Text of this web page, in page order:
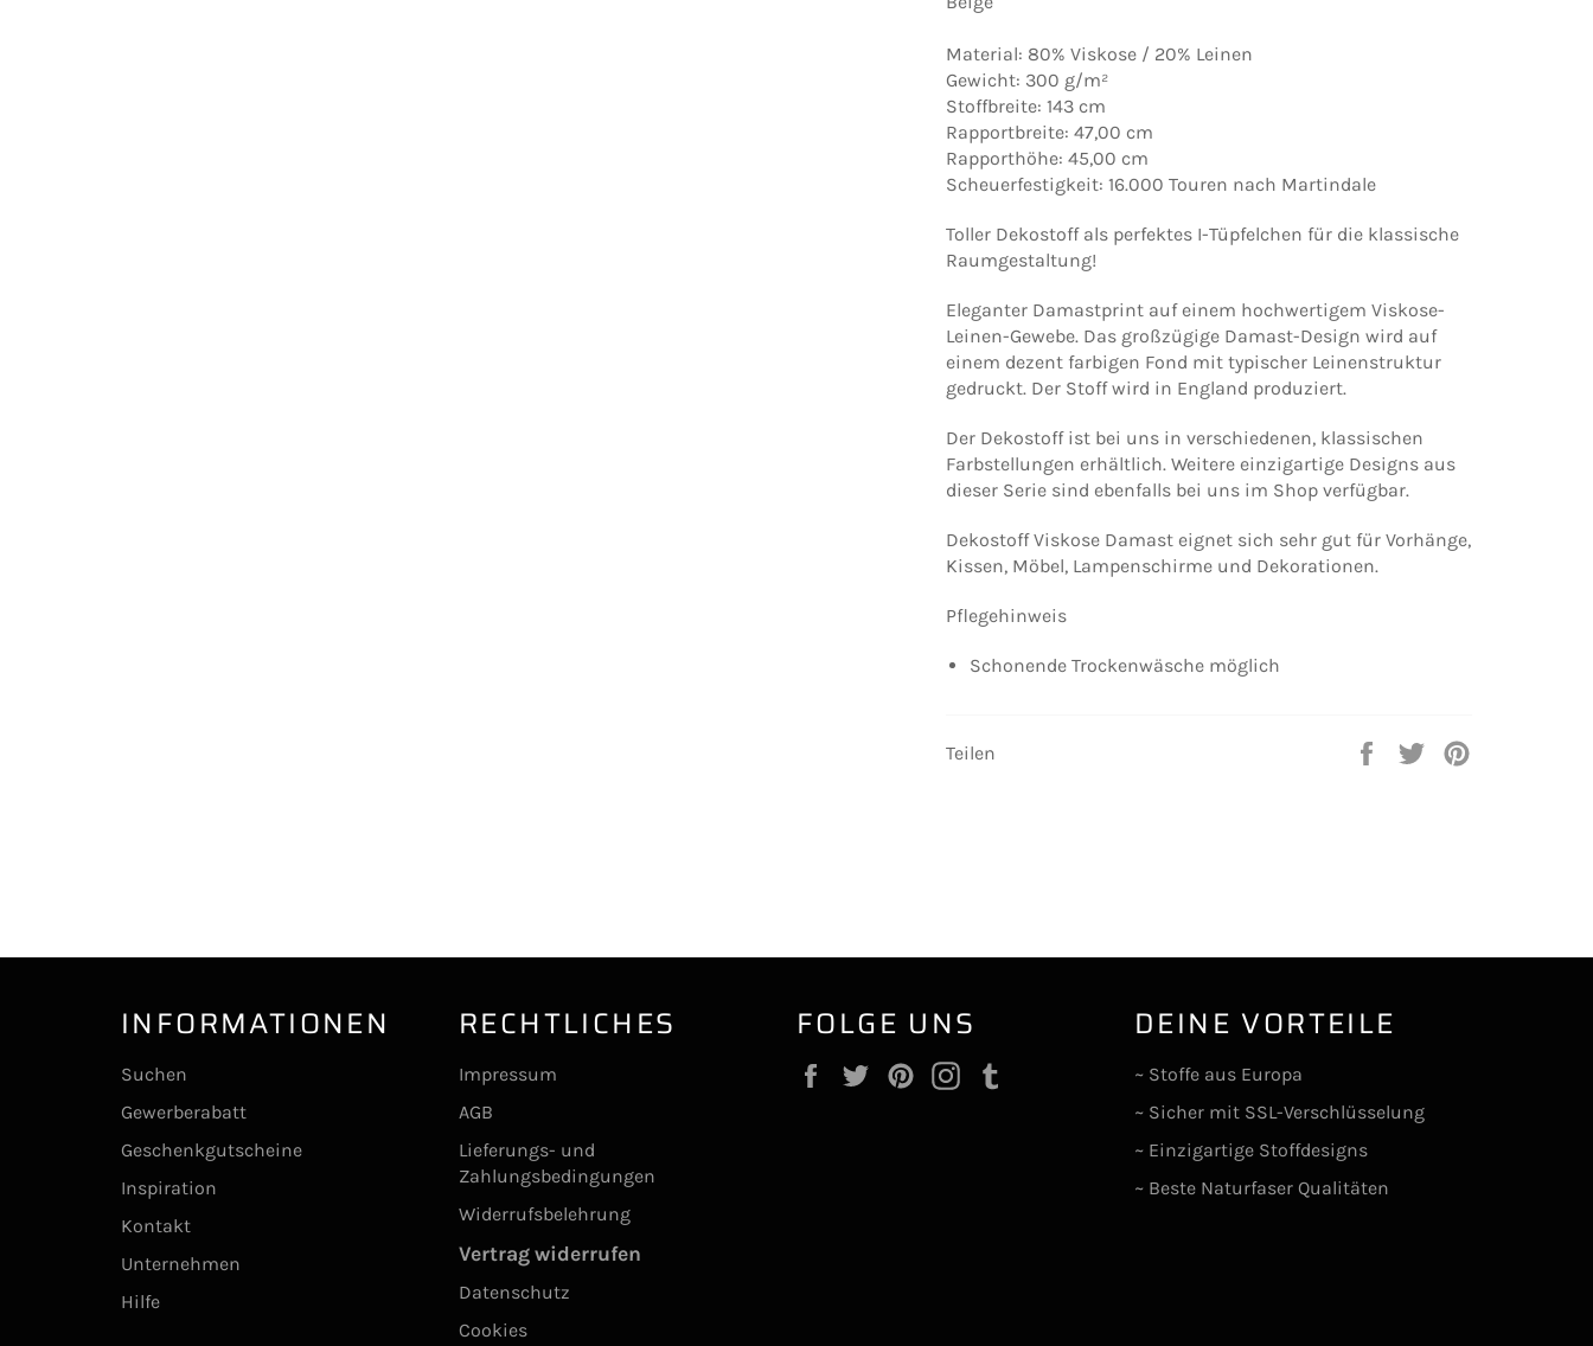
Material: 80% Viskose / 20% Leinen
Gewicht: 300 g/m²
Stoffbreite: 143 cm
Rapportbreite: 47,00 cm
Rapporthöhe: 45,00 cm
Scheuerfestigkeit: 16.000 Touren nach Martindale
Toller Dekostoff als perfektes I-Tüpfelchen für die klassische
Raumgestaltung!
Eleganter Damastprint auf einem hochwertigem Viskose-
Leinen-Gewebe. Das großzügige Damast-Design wird auf
einem dezent farbigen Fond mit typischer Leinenstruktur
gedruckt. Der Stoff wird in England produziert.
Der Dekostoff ist bei uns in verschiedenen, klassischen
Farbstellungen erhältlich. Weitere einzigartige Designs aus
dieser Serie sind ebenfalls bei uns im Shop verfügbar.
Dekostoff Viskose Damast eignet sich sehr gut für Vorhänge,
Kissen, Möbel, Lampenschirme und Dekorationen.
Pflegehinweis
Schonende Trockenwäsche möglich
Teilen
Auf
Auf
INFORMATIONEN
Suchen
Gewerberabatt
Geschenkgutscheine
Inspiration
Kontakt
Unternehmen
Hilfe
RECHTLICHES
Impressum
AGB
Lieferungs- und
Zahlungsbedingungen
Widerrufsbelehrung
Vertrag widerrufen
Datenschutz
Cookies
FOLGE UNS
FacebookTwitterPinterestInstagram
DEINE VORTEILE
~ Stoffe aus Europa
~ Sicher mit SSL-Verschlüsselung
~ Einzigartige Stoffdesigns
~ Beste Naturfaser Qualitäten